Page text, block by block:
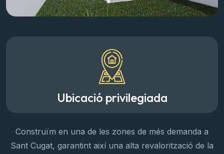
Ubicació privilegiada
Construïm en una de les zones de més demanda a
Sant Cugat, garantint així una alta revalorització de la